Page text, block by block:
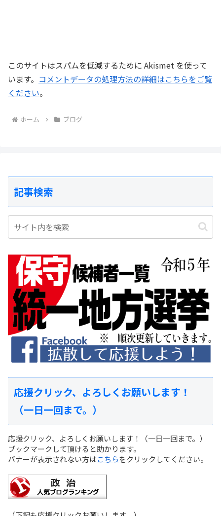
このサイトはスパムを低減するために Akismet を使って
います。 コメントデータの処理方法の詳細はこちらをご覧
ください。
ホーム ブログ
記事検索
応援クリック、よろしくお願いします！
（一日一回まで。）
応援クリック、よろしくお願いします！（一日一回まで。）
ブックマークして頂けると助かります。
バナーが表示されない方はこちらをクリックしてください。